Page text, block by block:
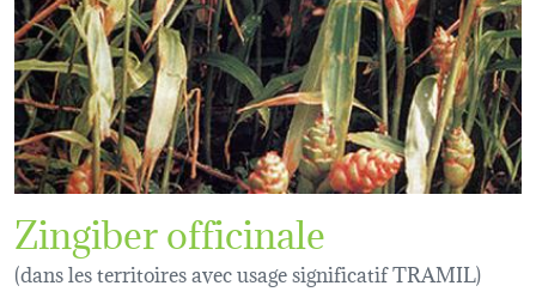
Zingiber officinale
(dans les territoires avec usage significatif TRAMIL)